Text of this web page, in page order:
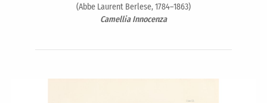
(Abbe Laurent Berlese, 1784–1863)
Camellia Innocenza